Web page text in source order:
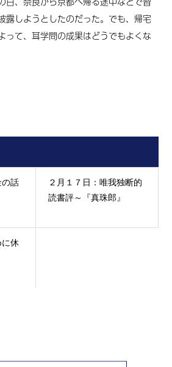
露しようとしたのだった。でも、帰宅
って、耳学問の成果はどうでもよくな
の話
２月１７日：唯我独断的
読書評～『真珠郎』
に休